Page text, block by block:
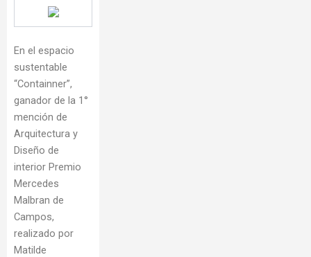
En el espacio
sustentable
“Containner”,
ganador de la 1°
mención de
Arquitectura y
Diseño de
interior Premio
Mercedes
Malbran de
Campos,
realizado por
Matilde